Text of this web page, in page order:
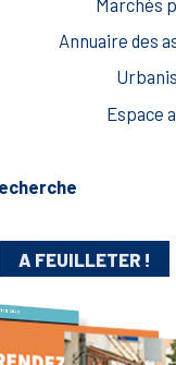
Annuaire des
Espace
A FEUILLETER !